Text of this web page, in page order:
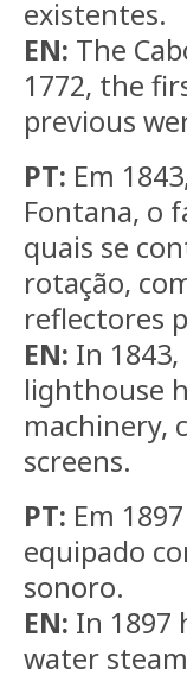
existentes.
EN: The
1772, the
previous
PT: Em
Fontana, o
quais se
rotação,
reflectores
EN: In
lighthouse
machinery,
screens.
PT: Em
equipado
sonoro.
EN: In 1897
water